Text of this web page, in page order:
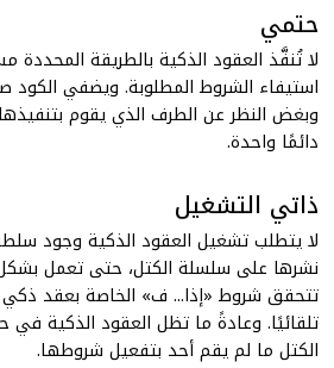
حتمي
لا تُنفَّذ العقود الذكية بالطريقة المحددة
استيفاء الشروط المطلوبة. ويضفي الكود
وبغض النظر عن الطرف الذي يقوم
دائمًا واحدة.
ذاتي التشغيل
لا يتطلب تشغيل العقود الذكية وجود
نشرها على سلسلة الكتل، حتى تعمل
تتحقق شروط «إذا... ف» الخاصة بعقد
تلقائيًا. وعادةً ما تظل العقود الذكية
الكتل ما لم يقم أحد بتفعيل شروطها.